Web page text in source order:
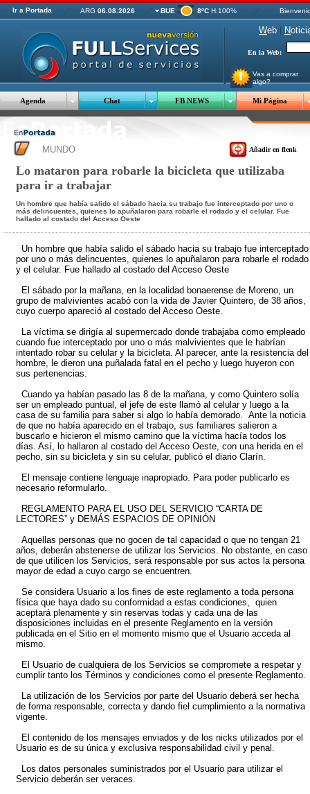
Ir a Portada ARG 06.08.2026 BUE 8ºC H:100%
Web N
En la Web:
Vas a comprar
algo?
Agenda Chat FB NEWS Mi Página
MUNDO Añadir en flenk
Lo mataron para robarle la bicicleta que utilizaba
para ir a trabajar
Un hombre que había salido el sábado hacia su trabajo fue interceptado por uno o
más delincuentes, quienes lo apuñalaron para robarle el rodado y el celular. Fue
hallado al costado del Acceso Oeste
Un hombre que había salido el sábado hacia su trabajo fue interceptado
por uno o más delincuentes, quienes lo apuñalaron para robarle el rodado
y el celular. Fue hallado al costado del Acceso Oeste
El sábado por la mañana, en la localidad bonaerense de Moreno, un
grupo de malvivientes acabó con la vida de Javier Quintero, de 38 años,
cuyo cuerpo apareció al costado del Acceso Oeste.
La víctima se dirigía al supermercado donde trabajaba como empleado
cuando fue interceptado por uno o más malvivientes que le habrían
intentado robar su celular y la bicicleta. Al parecer, ante la resistencia del
hombre, le dieron una puñalada fatal en el pecho y luego huyeron con
sus pertenencias.
Cuando ya habían pasado las 8 de la mañana, y como Quintero solía
ser un empleado puntual, el jefe de este llamó al celular y luego a la
casa de su familia para saber si algo lo había demorado. Ante la noticia
de que no había aparecido en el trabajo, sus familiares salieron a
buscarlo e hicieron el mismo camino que la víctima hacía todos los
días. Así, lo hallaron al costado del Acceso Oeste, con una herida en el
pecho, sin su bicicleta y sin su celular, publicó el diario Clarín.
El mensaje contiene lenguaje inapropiado. Para poder publicarlo es
necesario reformularlo.
REGLAMENTO PARA EL USO DEL SERVICIO “CARTA DE
LECTORES” y DEMÁS ESPACIOS DE OPINIÓN
Aquellas personas que no gocen de tal capacidad o que no tengan 21
años, deberán abstenerse de utilizar los Servicios. No obstante, en caso
de que utilicen los Servicios, será responsable por sus actos la persona
mayor de edad a cuyo cargo se encuentren.
Se considera Usuario a los fines de este reglamento a toda persona
física que haya dado su conformidad a estas condiciones, quien
aceptará plenamente y sin reservas todas y cada una de las
disposiciones incluidas en el presente Reglamento en la versión
publicada en el Sitio en el momento mismo que el Usuario acceda al
mismo.
El Usuario de cualquiera de los Servicios se compromete a respetar y
cumplir tanto los Términos y condiciones como el presente Reglamento.
La utilización de los Servicios por parte del Usuario deberá ser hecha
de forma responsable, correcta y dando fiel cumplimiento a la normativa
vigente.
El contenido de los mensajes enviados y de los nicks utilizados por el
Usuario es de su única y exclusiva responsabilidad civil y penal.
Los datos personales suministrados por el Usuario para utilizar el
Servicio deberán ser veraces.